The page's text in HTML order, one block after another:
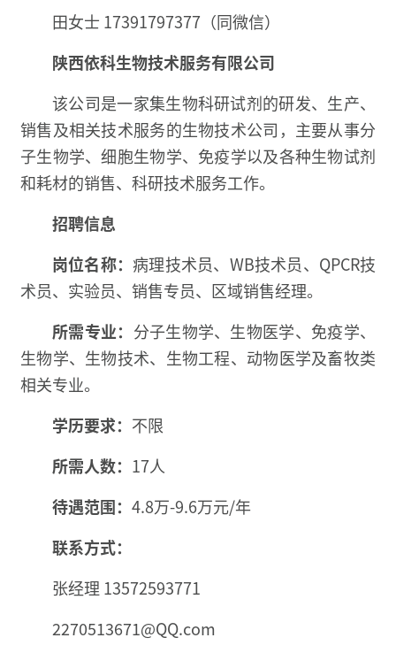
田女士 17391797377（同微信）
陕西依科生物技术服务有限公司
该公司是一家集生物科研试剂的研发、生产、
销售及相关技术服务的生物技术公司，主要从事分
子生物学、细胞生物学、免疫学以及各种生物试剂
和耗材的销售、科研技术服务工作。
招聘信息
岗位名称：病理技术员、WB技术员、QPCR技
术员、实验员、销售专员、区域销售经理。
所需专业： 分子生物学、生物医学、免疫学、
生物学、生物技术、生物工程、动物医学及畜牧类
相关专业。
学历要求： 不限
所需人数： 17人
待遇范围： 4.8万-9.6万元/年
联系方式：
张经理 13572593771
2270513671@QQ.com